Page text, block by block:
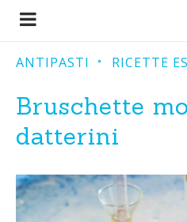
ANTIPASTI RICETTE
Bruschette
datterini